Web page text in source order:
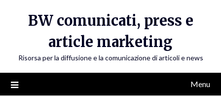
BW comunicati, press e
article marketing
Risorsa per la diffusione e la comunicazione di articoli e news
Menu